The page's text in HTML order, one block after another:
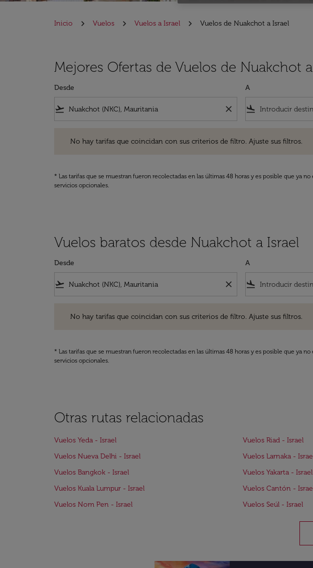
Inicio Vuelos Vuelos a Israel Vuelos de Nuakchot a Israel
Mejores Ofertas de Vuelos de Nuakchot
Desde
flight_takeoff close
A
flight_land
No hay tarifas que coincidan con sus criterios de filtro. Ajuste sus filtros.
* Las tarifas que se muestran fueron recolectadas en las últimas 48 horas y es posible que ya
servicios opcionales.
Vuelos baratos desde Nuakchot a Israel
Desde
flight_takeoff close
A
flight_land
No hay tarifas que coincidan con sus criterios de filtro. Ajuste sus filtros.
* Las tarifas que se muestran fueron recolectadas en las últimas 48 horas y es posible que ya
servicios opcionales.
Otras rutas relacionadas
Vuelos Yeda - Israel Vuelos Riad - Israel
Vuelos Nueva Delhi - Israel
Vuelos Larnaka -
Vuelos Bangkok - Israel
Vuelos Yakarta - Israel
Vuelos Kuala Lumpur - Israel
Vuelos Cantón -
Vuelos Nom Pen - Israel
Vuelos Seúl - Israel